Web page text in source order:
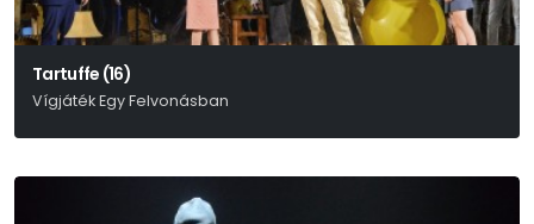
Tartuffe (16)
Vígjáték Egy Felvonásban